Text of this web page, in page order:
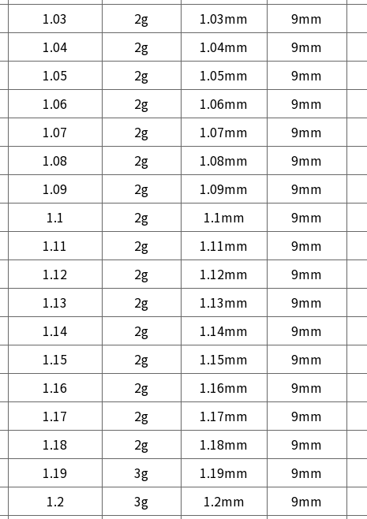
1.03 2g 1.03mm 9mm
1.04 2g 1.04mm 9mm
1.05 2g 1.05mm 9mm
1.06 2g 1.06mm 9mm
1.07 2g 1.07mm 9mm
1.08 2g 1.08mm 9mm
1.09 2g 1.09mm 9mm
1.1 2g 1.1mm 9mm
1.11 2g 1.11mm 9mm
1.12 2g 1.12mm 9mm
1.13 2g 1.13mm 9mm
1.14 2g 1.14mm 9mm
1.15 2g 1.15mm 9mm
1.16 2g 1.16mm 9mm
1.17 2g 1.17mm 9mm
1.18 2g 1.18mm 9mm
1.19 3g 1.19mm 9mm
1.2 3g 1.2mm 9mm